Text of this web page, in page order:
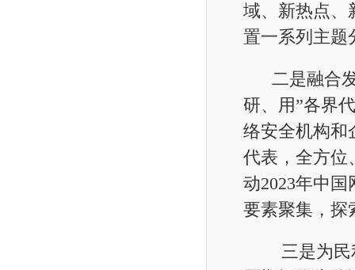
域、新热点、
置一系列主题
二是融合发
研、用”各界
络安全机构和
代表，全方位
动2023年中
要素聚集，探
三是为民利